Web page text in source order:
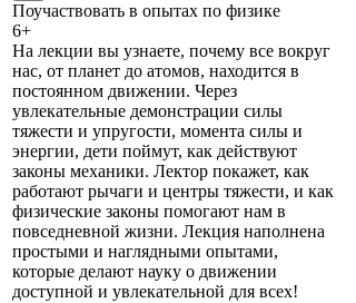
Поучаствовать в опытах по физике
6+
На лекции вы узнаете, почему все вокруг
нас, от планет до атомов, находится в
постоянном движении. Через
увлекательные демонстрации силы
тяжести и упругости, момента силы и
энергии, дети поймут, как действуют
законы механики. Лектор покажет, как
работают рычаги и центры тяжести, и как
физические законы помогают нам в
повседневной жизни. Лекция наполнена
простыми и наглядными опытами,
которые делают науку о движении
доступной и увлекательной для всех!